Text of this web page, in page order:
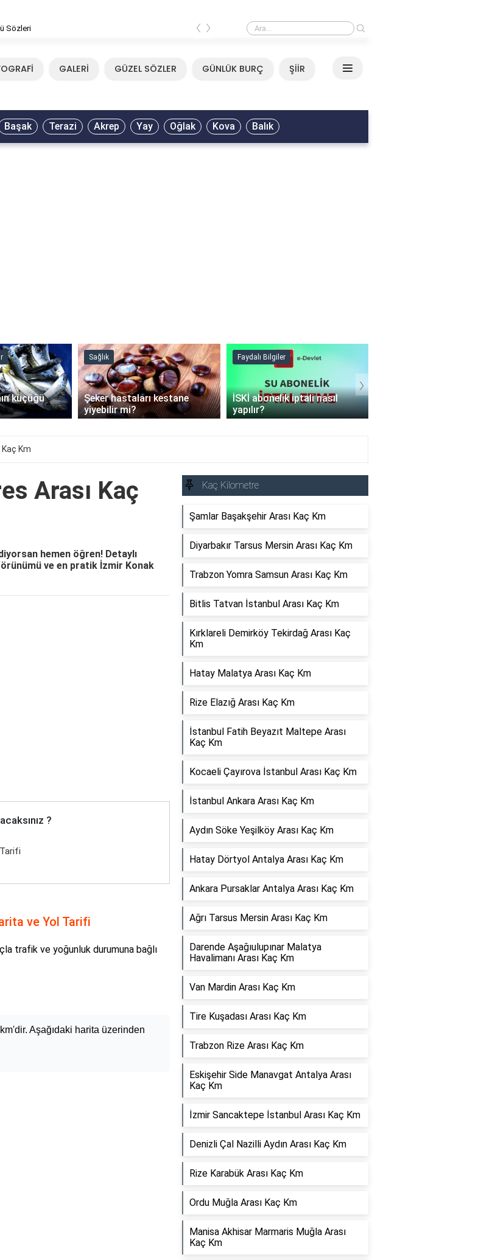
Sözleri Ali Asker - Şu Metrisin Önü Sözleri
‹ ›
GALERİ GÜZEL SÖZLER GÜNLÜK BURÇ ŞİİR
Başak Terazi Akrep Yay Oğlak Kova Balık
küçüğü
Sağlık
Şeker hastaları kestane
yiyebilir mi?
Faydalı Bilgiler
İSKİ abonelik iptali nasıl
yapılır?
›
Km
Arası Kaç
hemen öğren! Detaylı
ve en pratik İzmir Konak
?
ve Yol Tarifi
trafik ve yoğunluk durumuna bağlı
km'dir. Aşağıdaki harita üzerinden
Kaç Kilometre
Şamlar Başakşehir Arası Kaç Km
Diyarbakır Tarsus Mersin Arası Kaç Km
Trabzon Yomra Samsun Arası Kaç Km
Bitlis Tatvan İstanbul Arası Kaç Km
Kırklareli Demirköy Tekirdağ Arası Kaç
Km
Hatay Malatya Arası Kaç Km
Rize Elazığ Arası Kaç Km
İstanbul Fatih Beyazıt Maltepe Arası
Kaç Km
Kocaeli Çayırova İstanbul Arası Kaç Km
İstanbul Ankara Arası Kaç Km
Aydın Söke Yeşilköy Arası Kaç Km
Hatay Dörtyol Antalya Arası Kaç Km
Ankara Pursaklar Antalya Arası Kaç Km
Ağrı Tarsus Mersin Arası Kaç Km
Darende Aşağıulupınar Malatya
Havalimanı Arası Kaç Km
Van Mardin Arası Kaç Km
Tire Kuşadası Arası Kaç Km
Trabzon Rize Arası Kaç Km
Eskişehir Side Manavgat Antalya Arası
Kaç Km
İzmir Sancaktepe İstanbul Arası Kaç Km
Denizli Çal Nazilli Aydın Arası Kaç Km
Rize Karabük Arası Kaç Km
Ordu Muğla Arası Kaç Km
Manisa Akhisar Marmaris Muğla Arası
Kaç Km